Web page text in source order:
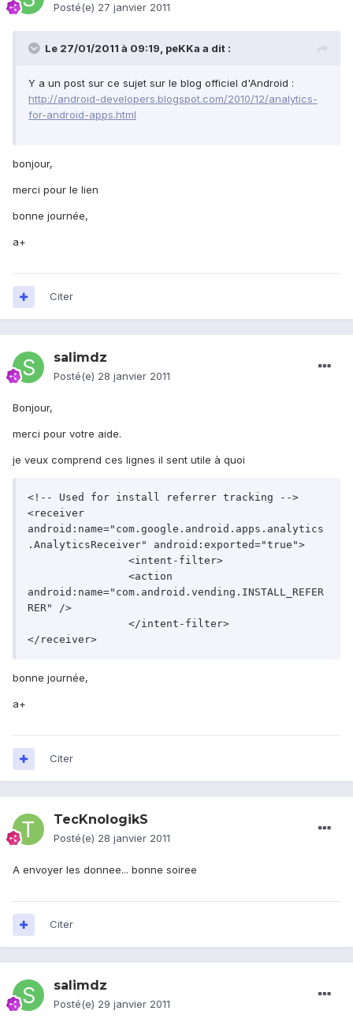
Posté(e) 27 janvier 2011
Le 27/01/2011 à 09:19, peKKa a dit :
Y a un post sur ce sujet sur le blog officiel d'Android :
http://android-developers.blogspot.com/2010/12/analytics-
for-android-apps.html
bonjour,
merci pour le lien
bonne journée,
a+
Citer
salimdz
Posté(e) 28 janvier 2011
Bonjour,
merci pour votre aide.
je veux comprend ces lignes il sent utile à quoi
<!-- Used for install referrer tracking -->
<receiver
android:name="com.google.android.apps.analytics
.AnalyticsReceiver" android:exported="true">
android:name="com.android.vending.INSTALL_REFER
RER" />
bonne journée,
a+
Citer
TecKnologikS
Posté(e) 28 janvier 2011
A envoyer les donnee... bonne soiree
Citer
salimdz
Posté(e) 29 janvier 2011